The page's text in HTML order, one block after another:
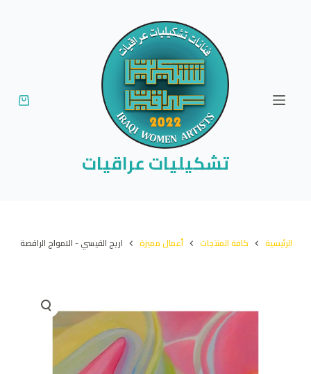
تشكيليات عراقيات
الرئيسية كافة المنتجات أعمال مميزة اريج القيسي - الامواج الراقصة